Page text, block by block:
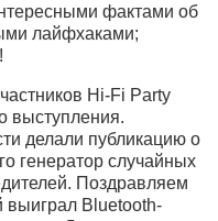
фактами об
лайфхаками;
Hi-Fi Party
выступления.
делали публикацию о
генератор случайных
Поздравляем
выиграл Bluetooth-